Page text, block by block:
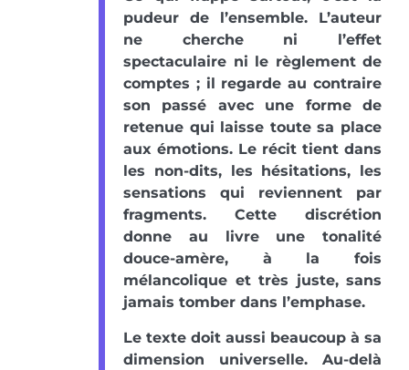
pudeur de l’ensemble. L’auteur
ne cherche ni l’effet
spectaculaire ni le règlement de
comptes ; il regarde au contraire
son passé avec une forme de
retenue qui laisse toute sa place
aux émotions. Le récit tient dans
les non-dits, les hésitations, les
sensations qui reviennent par
fragments. Cette discrétion
donne au livre une tonalité
douce-amère, à la fois
mélancolique et très juste, sans
jamais tomber dans l’emphase.
Le texte doit aussi beaucoup à sa
dimension universelle. Au-delà